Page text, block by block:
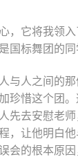
，它将我领
标舞团的同
与人之间的
珍惜这个团
先去安慰老
让他明白
会的根本原